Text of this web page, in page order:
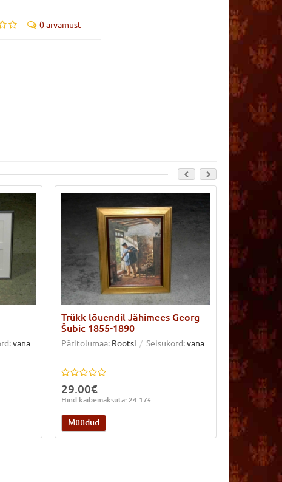
0 arvamust
vana
Trükk lõuendil Jähimees Georg
Šubic 1855-1890
Päritolumaa: Rootsi Seisukord:vana
29.00€
Hind käibemaksuta: 24.17€
Müüdud
Õlitrükk
Withaar
69.00€
Hind
Müüdud